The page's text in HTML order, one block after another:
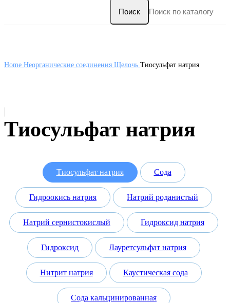
Поиск
Home Неорганические соединения Щелочь Тиосульфат натрия
Тиосульфат натрия
Тиосульфат натрия Сода
Гидроокись натрия Натрий роданистый
Натрий сернистокислый Гидроксид натрия
Гидроксид Лауретсульфат натрия
Нитрит натрия Каустическая сода
Сода кальцинированная